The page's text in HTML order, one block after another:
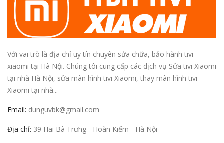
Với vai trò là địa chỉ uy tín chuyên sửa chữa, bảo hành tivi
xiaomi tại Hà Nội. Chúng tôi cung cấp các dịch vụ Sửa tivi Xiaomi
tại nhà Hà Nội, sửa màn hình tivi Xiaomi, thay màn hình tivi
Xiaomi tại nhà...
Email: dunguvbk@gmail.com
Địa chỉ: 39 Hai Bà Trưng - Hoàn Kiếm - Hà Nội